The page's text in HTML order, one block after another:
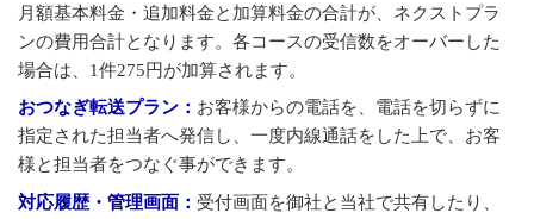
月額基本料金・追加料金と加算料金の合計が、ネクストプラ
ンの費用合計となります。各コースの受信数をオーバーした
場合は、1件275円が加算されます。
おつなぎ転送プラン： お客様からの電話を、電話を切らずに
指定された担当者へ発信し、一度内線通話をした上で、お客
様と担当者をつなぐ事ができます。
対応履歴・管理画面： 受付画面を御社と当社で共有したり、